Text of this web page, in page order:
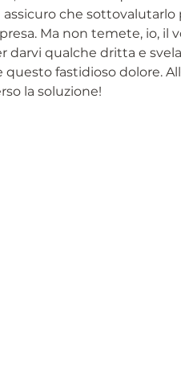
assicuro che
Ma non temete, io, il
darvi qualche dritta e
fastidioso dolore.
la soluzione!